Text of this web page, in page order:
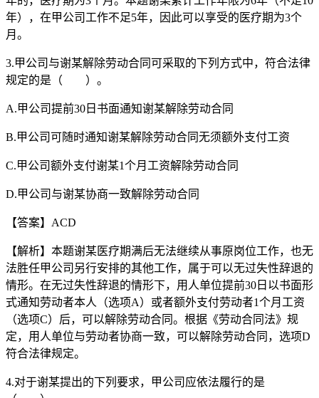
年），在甲公司工作不足5年，因此可以享受的医疗期为3个
月。
3.甲公司与谢某解除劳动合同可采取的下列方式中，符合法律
规定的是（ ）。
A.甲公司提前30日书面通知谢某解除劳动合同
B.甲公司可随时通知谢某解除劳动合同无须额外支付工资
C.甲公司额外支付谢某1个月工资解除劳动合同
D.甲公司与谢某协商一致解除劳动合同
【答案】ACD
【解析】本题谢某医疗期满后无法继续从事原岗位工作，也无
法胜任甲公司另行安排的其他工作，属于可以无过失性辞退的
情形。在无过失性辞退的情形下，用人单位提前30日以书面形
式通知劳动者本人（选项A）或者额外支付劳动者1个月工资
（选项C）后，可以解除劳动合同。根据《劳动合同法》规
定，用人单位与劳动者协商一致，可以解除劳动合同，选项D
符合法律规定。
4.对于谢某提出的下列要求，甲公司应依法履行的是